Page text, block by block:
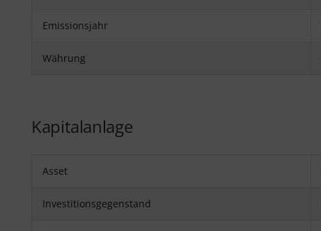
Emissionsjahr
Währung
Kapitalanlage
Asset
Investitionsgegenstand